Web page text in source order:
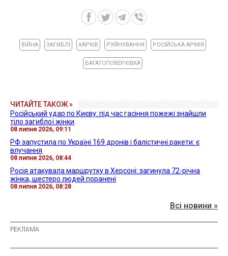
ВІЙНА ЗАГИБЛІ ХАРКІВ РУЙНУВАННЯ РОСІЙСЬКА АРМІЯ
БАГАТОПОВЕРХІВКА
ЧИТАЙТЕ ТАКОЖ »
Російський удар по Києву: під час гасіння пожежі знайшли
тіло загиблої жінки
08 липня 2026, 09:11
РФ запустила по Україні 169 дронів і балістичні ракети: є
влучання
08 липня 2026, 08:44
Росія атакувала маршрутку в Херсоні: загинула 72-річна
жінка, шестеро людей поранені
08 липня 2026, 08:28
Всі новини »